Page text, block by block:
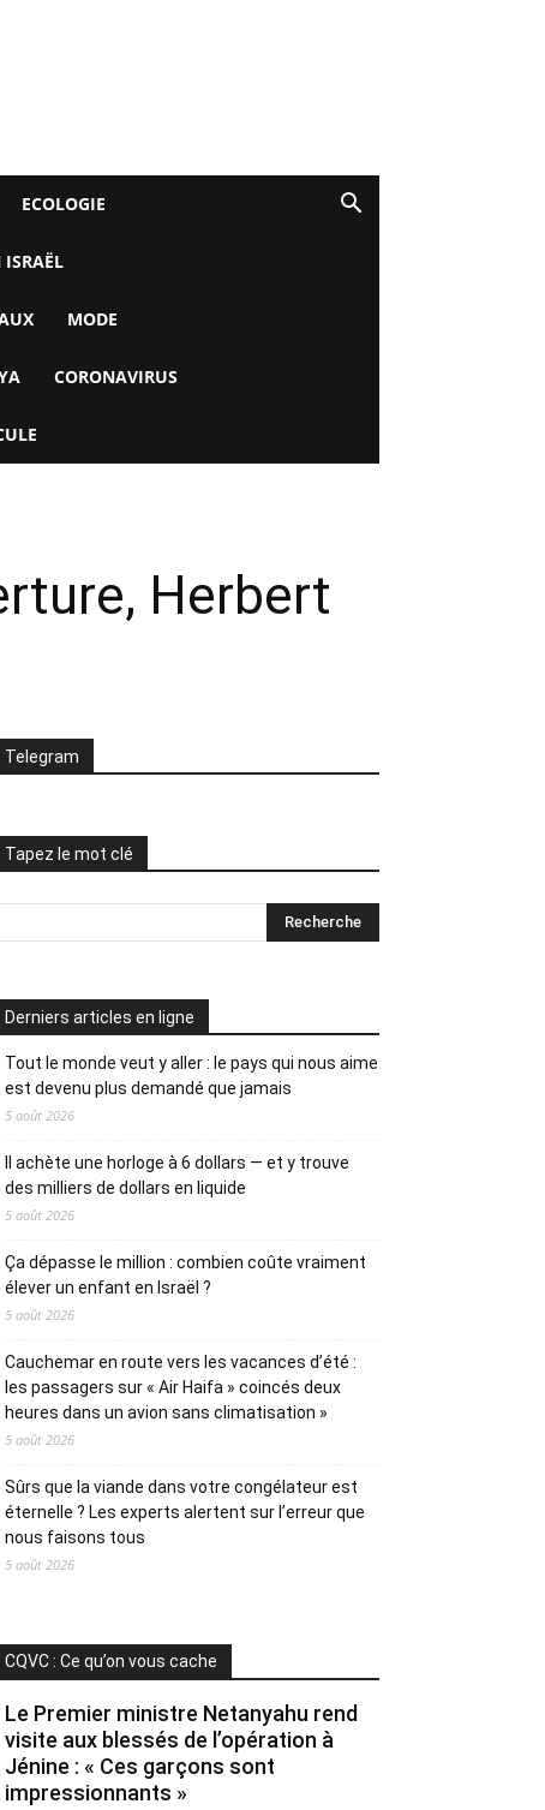
ECOLOGIE
ISRAËL
MODE
CORONAVIRUS
Herbert
Telegram
Tapez le mot clé
Derniers articles en ligne
Tout le monde veut y aller : le pays qui nous aime
est devenu plus demandé que jamais
5 août 2026
Il achète une horloge à 6 dollars — et y trouve
des milliers de dollars en liquide
5 août 2026
Ça dépasse le million : combien coûte vraiment
élever un enfant en Israël ?
5 août 2026
Cauchemar en route vers les vacances d’été :
les passagers sur « Air Haifa » coincés deux
heures dans un avion sans climatisation »
5 août 2026
Sûrs que la viande dans votre congélateur est
éternelle ? Les experts alertent sur l’erreur que
nous faisons tous
5 août 2026
CQVC : Ce qu’on vous cache
Le Premier ministre Netanyahu rend
visite aux blessés de l’opération à
Jénine : « Ces garçons sont
impressionnants »